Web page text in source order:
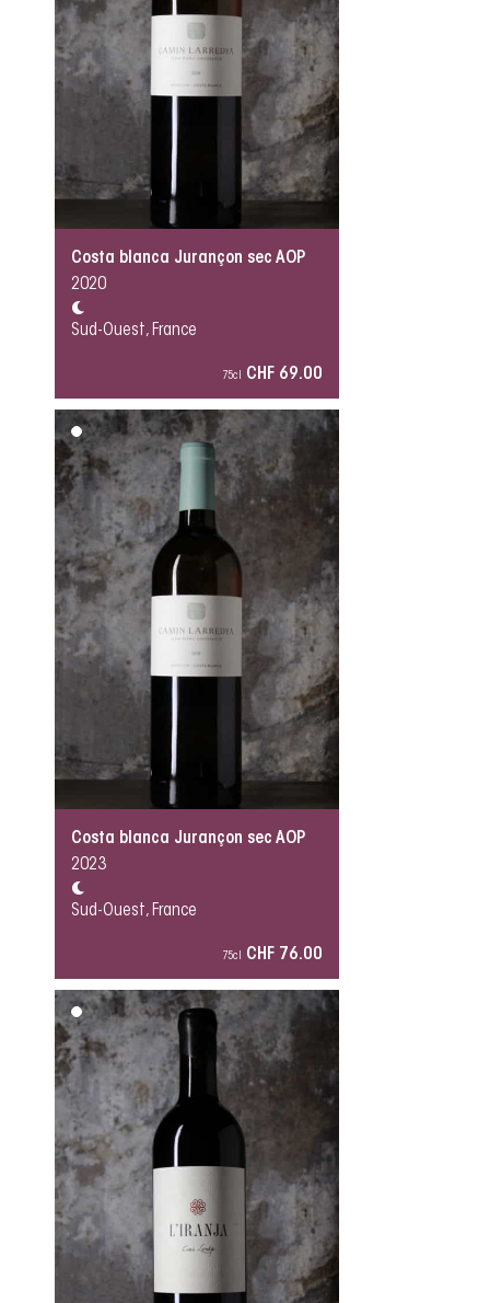
Costa blanca Jurançon sec AOP
2020
Sud-Ouest, France
75cl CHF 69.00
Costa blanca Jurançon sec AOP
2023
Sud-Ouest, France
75cl CHF 76.00